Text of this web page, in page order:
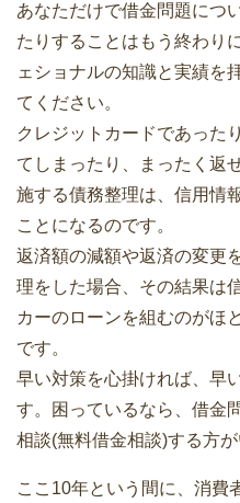
あなただけで借金問題につ
たりすることはもう終わり
ェショナルの知識と実績を
てください。
クレジットカードであった
てしまったり、まったく返
施する債務整理は、信用情
ことになるのです。
返済額の減額や返済の変更
理をした場合、その結果は
カーのローンを組むのがほ
です。
早い対策を心掛ければ、早
す。困っているなら、借金
相談(無料借金相談)する方が
ここ10年という間に、消費